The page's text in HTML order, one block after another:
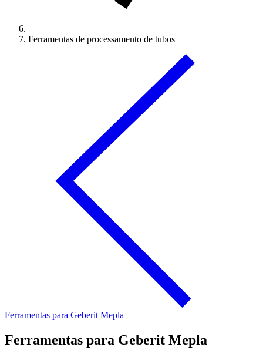
Ferramentas de processamento de tubos
Ferramentas para Geberit Mepla
Ferramentas para Geberit Mepla